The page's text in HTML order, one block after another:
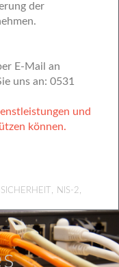
der
E-Mail an
uns an: 0531
und
können.
SICHERHEIT , NIS-2,